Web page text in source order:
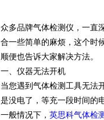
众多品牌气体检测仪，一直
合一些简单的麻烦，这个时
顺便也告诉大家解决方法。
一、仪器无法开机
当您遇到气体检测工具无法
是没电了，等充一段时间的
一般情况下， 英思科气体检